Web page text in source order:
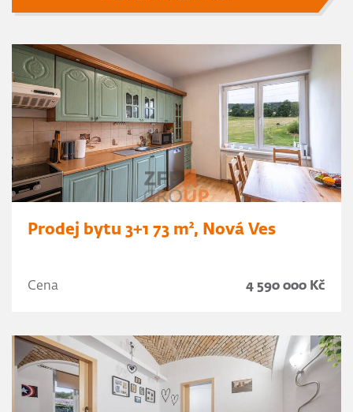
Prodej bytu 3+1 73 m², Nová Ves
Cena 4 590 000 Kč